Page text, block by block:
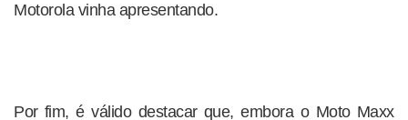
Motorola vinha apresentando.
Por fim, é válido destacar que, embora o Moto Maxx